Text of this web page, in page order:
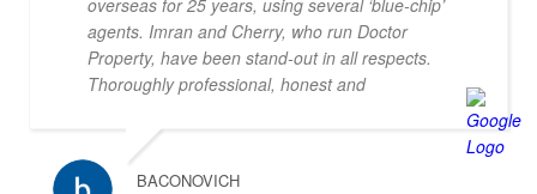
overseas for 25 years, using several ‘blue-chip’
agents. Imran and Cherry, who run Doctor
Property, have been stand-out in all respects.
Thoroughly professional, honest and
knowledgeable, they are my go-to property agents
in Koh Samui. They also went above & beyond in
helping me find the right property. Definitely 5*
BACONOVICH